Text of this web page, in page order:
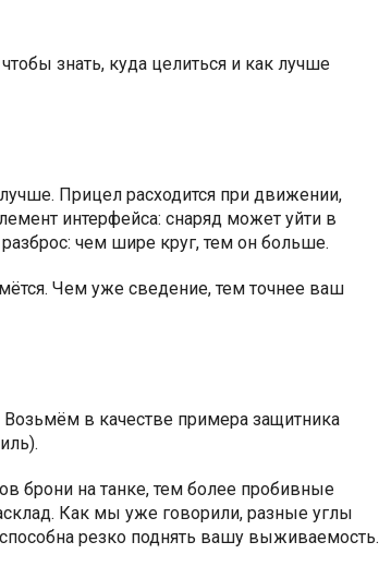
знать, куда целиться и как лучше
Прицел расходится при движении,
интерфейса: снаряд может уйти в
чем шире круг, тем он больше.
Чем уже сведение, тем точнее ваш
в качестве примера защитника
брони на танке, тем более пробивные
Как мы уже говорили, разные углы
резко поднять вашу выживаемость.